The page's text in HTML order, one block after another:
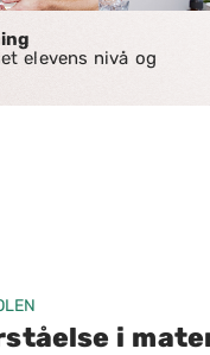
elevens nivå og
i